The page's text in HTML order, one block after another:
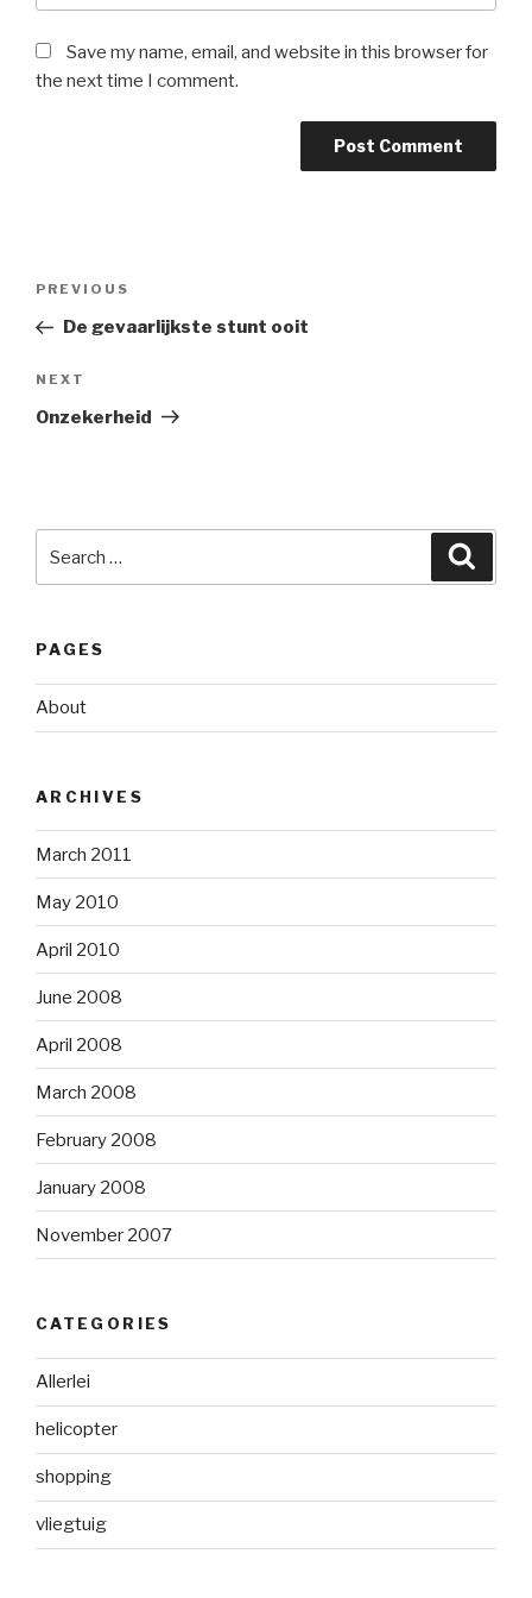
Save my name, email, and website in this browser for
the next time I comment.
Post
Previous
Post
PREVIOUS
De gevaarlijkste stunt ooit
Next
Post
NEXT
Onzekerheid
PAGES
About
ARCHIVES
March 2011
May 2010
April 2010
June 2008
April 2008
March 2008
February 2008
January 2008
November 2007
CATEGORIES
Allerlei
helicopter
shopping
vliegtuig